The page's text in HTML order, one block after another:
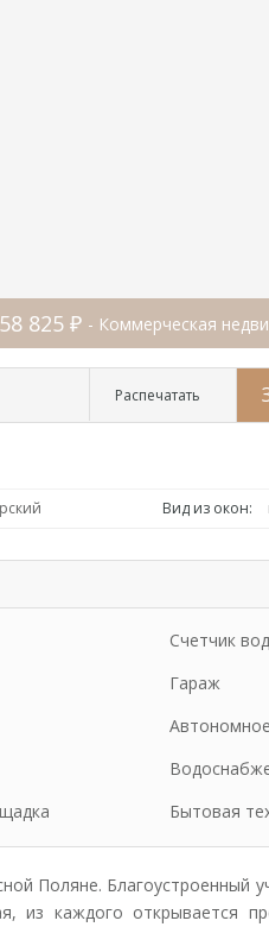
825 ₽ - Коммерческая
Распечатать
Вид из окон:
Счетчик
Гараж
Бытовая
Поляне. Благоустроенный
из каждого открывается